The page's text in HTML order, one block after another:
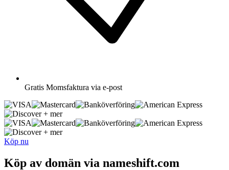
Gratis Momsfaktura via e-post
+ mer
+ mer
Köp nu
Köp av domän via nameshift.com